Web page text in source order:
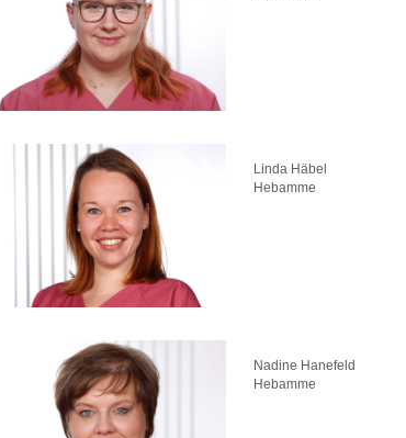
Linda Häbel
Hebamme
Nadine Hanefeld
Hebamme